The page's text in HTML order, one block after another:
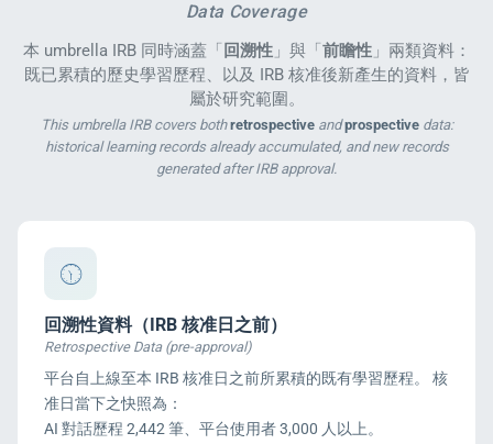
Data Coverage
本 umbrella IRB 同時涵蓋「 回溯性」與「 前瞻性」兩類資料：
既已累積的歷史學習歷程、以及 IRB 核准後新產生的資料，皆
屬於研究範圍。
This umbrella IRB covers bothretrospectiveandprospectivedata:
historical learning records already accumulated, and new records
generated after IRB approval.
回溯性資料（IRB 核准日之前）
Retrospective Data (pre-approval)
平台自上線至本 IRB 核准日之前所累積的既有學習歷程。 核
准日當下之快照為：
AI 對話歷程 2,442 筆、平台使用者 3,000 人以上。